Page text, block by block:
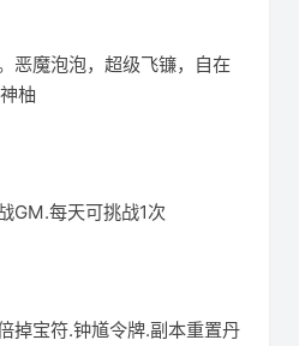
恶魔泡泡，超级飞镰，自在
柚
GM.每天可挑战1次
掉宝符.钟馗令牌.副本重置丹